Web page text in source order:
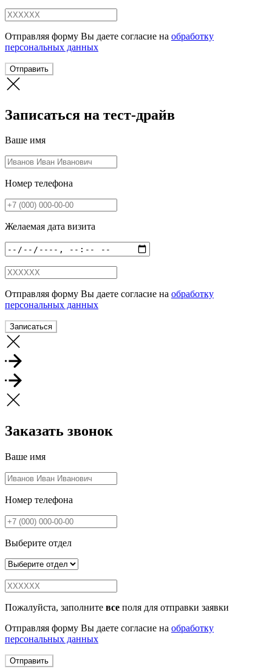
Отправляя форму Вы даете согласие на обработку
персональных данных
Отправить
Записаться на тест-драйв
Ваше имя
Номер телефона
Желаемая дата визита
Отправляя форму Вы даете согласие на обработку
персональных данных
Записаться
Заказать звонок
Ваше имя
Номер телефона
Выберите отдел
Пожалуйста, заполните все поля для отправки заявки
Отправляя форму Вы даете согласие на обработку
персональных данных
Отправить